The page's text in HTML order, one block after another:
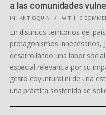
a las comunidades
2025-
12-
29
IN: ANTIOQUIA WITH: 0
En distintos territorios del
protagonismos innecesarios,
desarrollando una labor
especial relevancia por su
gesto coyuntural ni de una
una práctica sostenida de